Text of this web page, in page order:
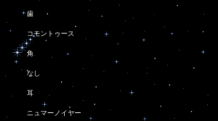
歯
コモントゥース
角
なし
耳
ニュマーノイヤー